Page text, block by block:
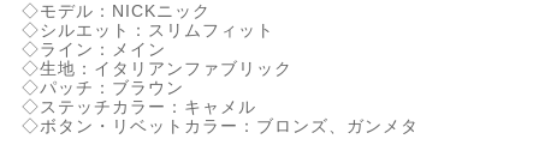
◇モデル：NICKニック
◇シルエット：スリムフィット
◇ライン：メイン
◇生地：イタリアンファブリック
◇パッチ：ブラウン
◇ステッチカラー：キャメル
◇ボタン・リベットカラー：ブロンズ、ガンメタ